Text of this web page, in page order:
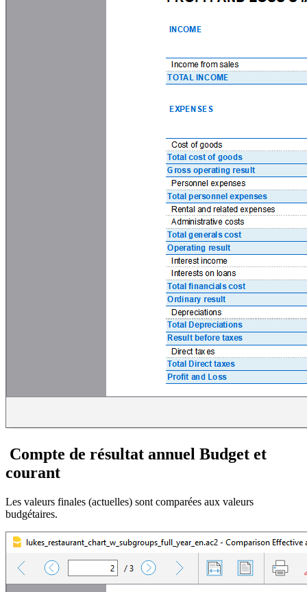
Compte de résultat annuel Budget et
courant
Les valeurs finales (actuelles) sont comparées aux valeurs
budgétaires.